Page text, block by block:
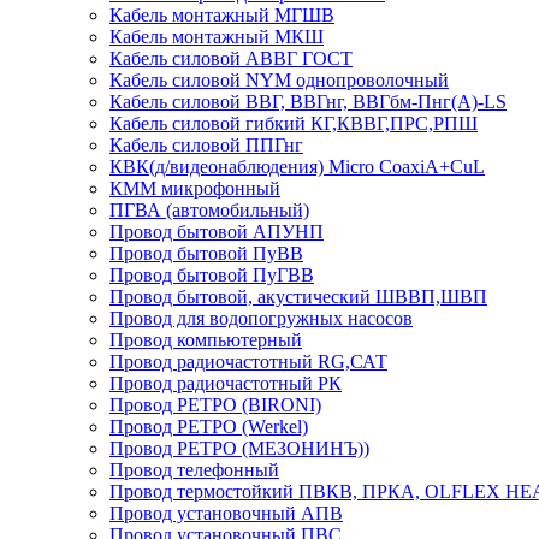
Кабель монтажный МГШВ
Кабель монтажный МКШ
Кабель силовой АВВГ ГОСТ
Кабель силовой NYM однопроволочный
Кабель силовой ВВГ, ВВГнг, ВВГбм-Пнг(А)-LS
Кабель силовой гибкий КГ,КВВГ,ПРС,РПШ
Кабель силовой ППГнг
КВК(д/видеонаблюдения) Micro CoaxiA+CuL
КММ микрофонный
ПГВА (автомобильный)
Провод бытовой АПУНП
Провод бытовой ПуВВ
Провод бытовой ПуГВВ
Провод бытовой, акустический ШВВП,ШВП
Провод для водопогружных насосов
Провод компьютерный
Провод радиочастотный RG,САТ
Провод радиочастотный РК
Провод РЕТРО (BIRONI)
Провод РЕТРО (Werkel)
Провод РЕТРО (МЕЗОНИНЪ))
Провод телефонный
Провод термостойкий ПВКВ, ПРКА, OLFLEX
Провод установочный АПВ